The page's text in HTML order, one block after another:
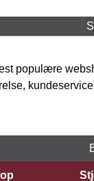
populære